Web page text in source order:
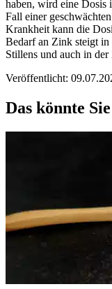
haben, wird eine Dosis
Fall einer
Krankheit kann die
Bedarf an Zink steigt in
Stillens und auch in der
Veröffentlicht:
Das könnte